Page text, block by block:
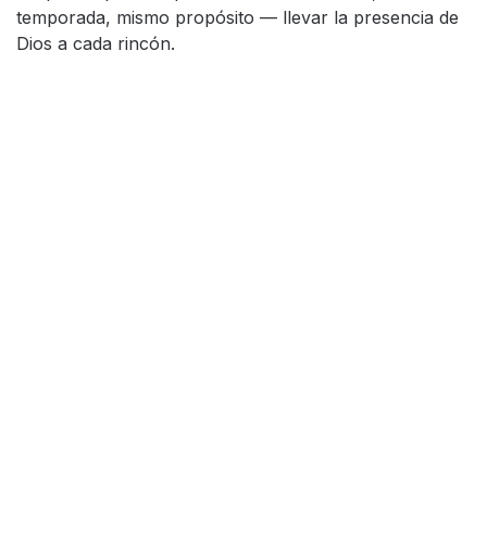
temporada, mismo propósito — llevar la presencia de
Dios a cada rincón.